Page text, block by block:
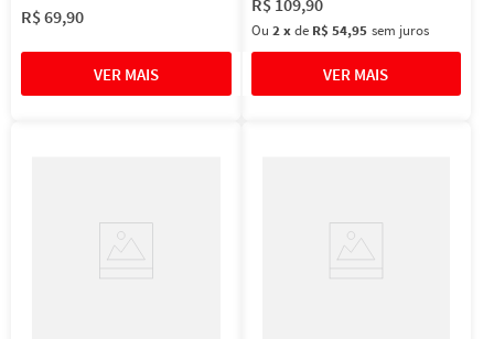
R$69,90
R$ 109,90
Ou 2 xde R$ 54,95 sem juros